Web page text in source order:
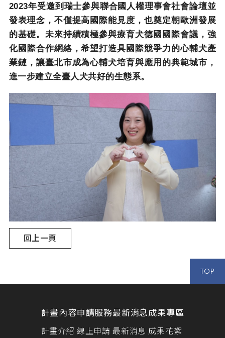
2023年受邀到瑞士參與聯合國人權理事會社會論壇並
發表理念，不僅提高國際能見度，也奠定朝歐洲發展
的基礎。未來持續積極參與療育犬德國國際會議，強
化國際合作網絡，希望打造具國際競爭力的心輔犬產
業鏈，讓臺北市成為心輔犬培育與應用的典範城市，
進一步建立全臺人犬共好的生態系。
回上一頁
TOP
計畫內容
計畫介紹
申請服務
線上申請
最新消息
最新消息
成果專區
成果花絮